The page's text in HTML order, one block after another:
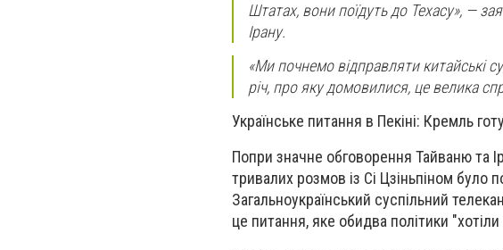
Штатах, вони поїдуть до Техасу», —
Ірану.
«Ми почнемо відправляти китайські
річ, про яку домовилися, це велика
Українське питання в Пекіні: Кремль
Попри значне обговорення Тайваню та
тривалих розмов із Сі Цзіньпіном було
Загальноукраїнський суспільний
це питання, яке обидва політики